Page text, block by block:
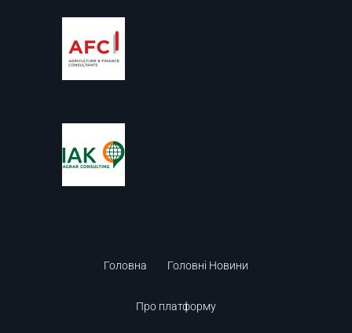
Головна Головні Новини
Про платформу